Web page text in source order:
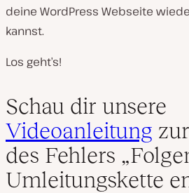
deine WordPress Webseite
kannst.
Los geht’s!
Schau dir unsere
Videoanleitung
des Fehlers
Umleitungskette